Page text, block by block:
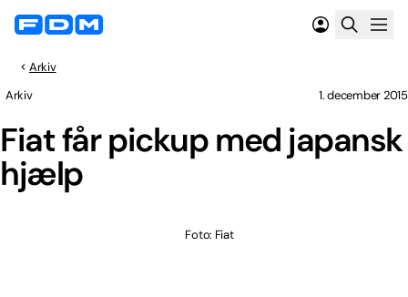
Arkiv
Fiat får pickup med japansk
hjælp
Arkiv 1. december 2015
Foto: Fiat